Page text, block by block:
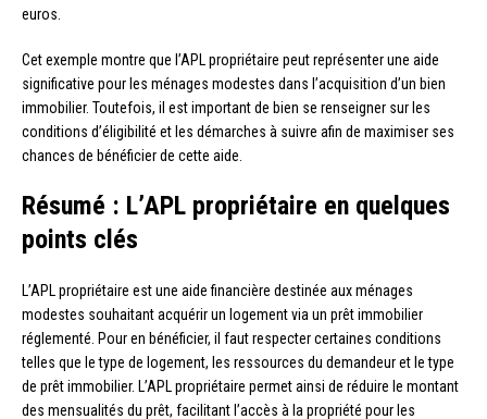
euros.
Cet exemple montre que l’APL propriétaire peut représenter une aide
significative pour les ménages modestes dans l’acquisition d’un bien
immobilier. Toutefois, il est important de bien se renseigner sur les
conditions d’éligibilité et les démarches à suivre afin de maximiser ses
chances de bénéficier de cette aide.
Résumé : L’APL propriétaire en quelques
points clés
L’APL propriétaire est une aide financière destinée aux ménages
modestes souhaitant acquérir un logement via un prêt immobilier
réglementé. Pour en bénéficier, il faut respecter certaines conditions
telles que le type de logement, les ressources du demandeur et le type
de prêt immobilier. L’APL propriétaire permet ainsi de réduire le montant
des mensualités du prêt, facilitant l’accès à la propriété pour les